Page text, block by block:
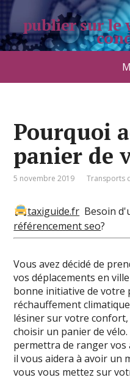
publier sur le
Pourquoi
panier de
5 novembre 2019 Transports
taxiguide.fr Besoin
référencement seo?
Vous avez décidé de
vos déplacements en ville
bonne initiative de
réchauffement
lésiner sur votre
choisir un panier de
permettra de ranger vos
il vous aidera à avoir un
vous vous mettez sur